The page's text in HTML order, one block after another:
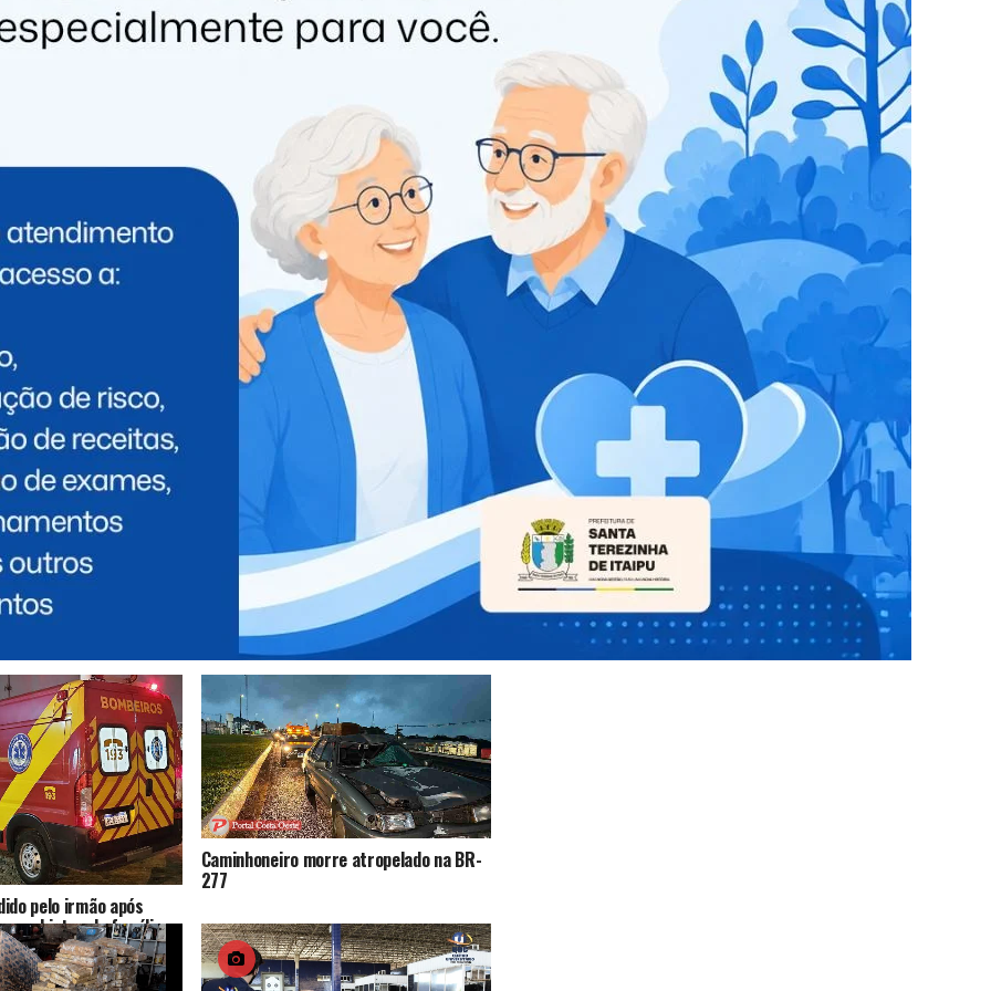
PRÓXIMO
Operação contra grupo envolvido com
roubos e tráfico de armas movimenta
Itaipulândia e cidades do Oeste e
Sudoeste
pelo irmão após
objetos da família
Caminhoneiro morre atropelado na BR-
277